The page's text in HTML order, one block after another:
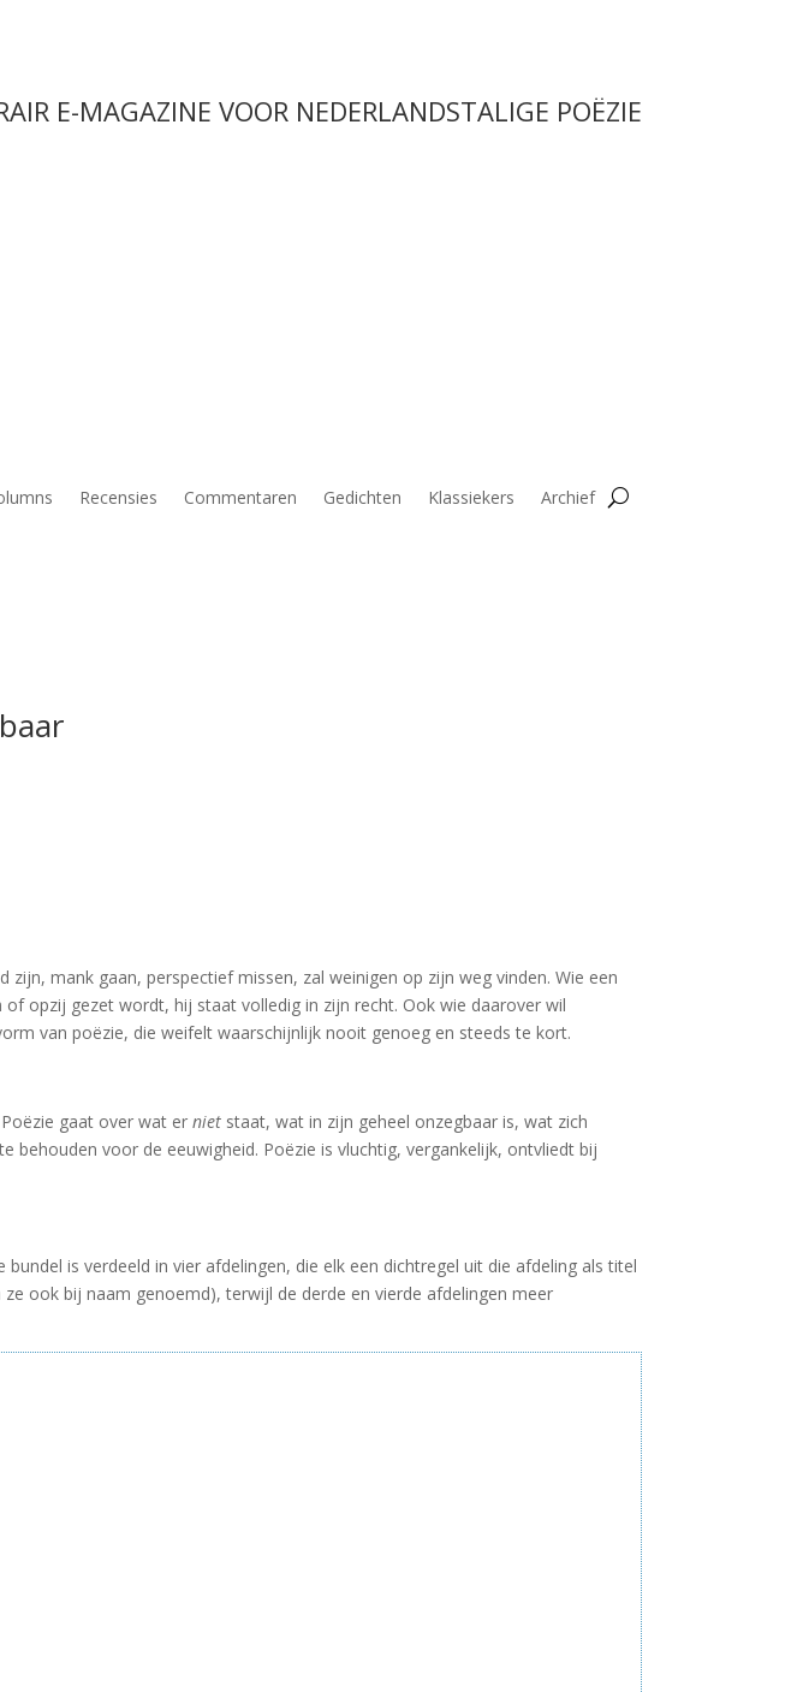
E-MAGAZINE VOOR NEDERLANDSTALIGE POËZIE
Recensies Commentaren Gedichten Klassiekers Archief
mank gaan, perspectief missen, zal weinigen op zijn weg vinden. Wie een
opzij gezet wordt, hij staat volledig in zijn recht. Ook wie daarover wil
van poëzie, die weifelt waarschijnlijk nooit genoeg en steeds te kort.
gaat over wat erniet staat, wat in zijn geheel onzegbaar is, wat zich
voor de eeuwigheid. Poëzie is vluchtig, vergankelijk, ontvliedt bij
bundel is verdeeld in vier afdelingen, die elk een dichtregel uit die afdeling als titel
ook bij naam genoemd), terwijl de derde en vierde afdelingen meer